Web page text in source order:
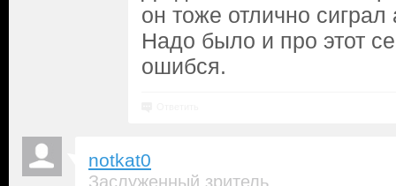
он тоже отлично сиграл
Надо было и про этот
ошибся.
notkat0
Заслуженный зритель